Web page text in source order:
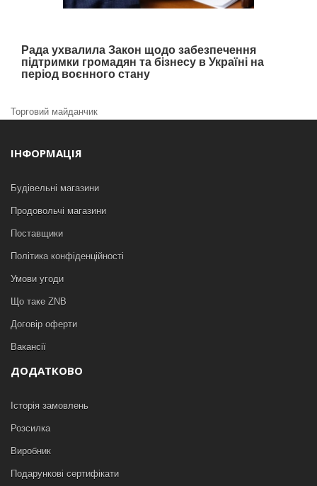
Рада ухвалила Закон щодо забезпечення
підтримки громадян та бізнесу в Україні на
період воєнного стану
Торговий майданчик
ІНФОРМАЦІЯ
Будівельні магазини
Продовольчі магазини
Поставщики
Політика конфіденційності
Умови угоди
Що таке ZNB
Договір оферти
Вакансії
ДОДАТКОВО
Історія замовлень
Розсилка
Виробник
Подарункові сертифікати